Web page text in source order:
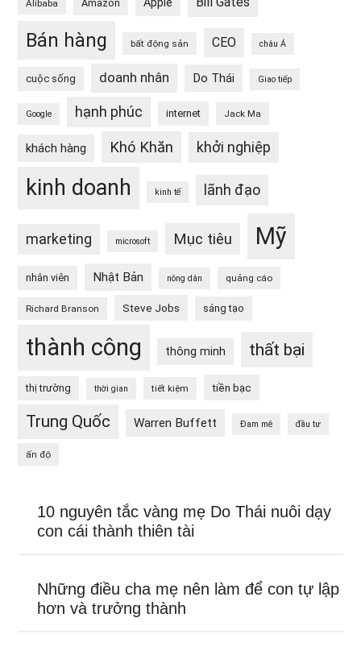
Alibaba Amazon
Bán hàng bất động sản CEO châu Á
cuộc sống doanh nhân Do Thái Giao tiếp
Google hạnh phúc internet Jack Ma
khách hàng Khó Khăn khởi nghiệp
kinh doanh kinh tế lãnh đạo
marketing microsoft Mục tiêu Mỹ
nhân viên Nhật Bản nông dân quảng cáo
Richard Branson Steve Jobs sáng tạo
thành công thông minh thất bại
thị trường thời gian tiết kiệm tiền bạc
Trung Quốc Warren Buffett Đam mê đầu tư
ấn độ
10 nguyên tắc vàng mẹ Do Thái nuôi dạy
con cái thành thiên tài
Những điều cha mẹ nên làm để con tự lập
hơn và trưởng thành